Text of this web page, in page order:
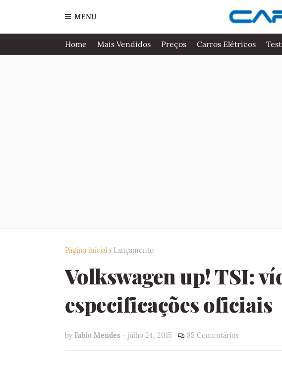
MENU
Home Mais Vendidos Preços Carros Elétricos
Página inicial Lançamento
Volkswagen up! TSI:
especificações oficiais
by Fabio Mendes - julho 24, 2015 85 Comentários